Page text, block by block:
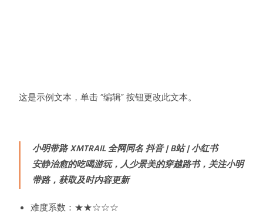
这是示例文本，单击 “编辑” 按钮更改此文本。
小明带路 XMTRAIL 全网同名 抖音 | B站 | 小红书
安静治愈的吃喝游玩，人少景美的穿越路书，关注小明
带路，获取及时内容更新
难度系数：★★☆☆☆